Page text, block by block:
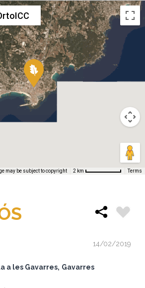
may be subject to copyright 2 km Terms
14/02/2019
a les Gavarres Gavarres